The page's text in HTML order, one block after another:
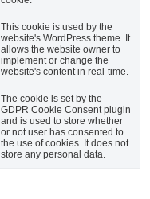
This cookie is used by the
website's WordPress theme. It
allows the website owner to
implement or change the
website's content in real-time.
The cookie is set by the
GDPR Cookie Consent plugin
and is used to store whether
or not user has consented to
the use of cookies. It does not
store any personal data.